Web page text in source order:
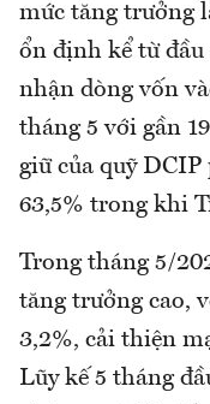
mức tăng trưởng
ổn định kể từ
nhận dòng vốn
tháng 5 với gần
giữ của quỹ
63,5% trong khi
Trong tháng 5/
tăng trưởng cao,
3,2%, cải thiện
Lũy kế 5 tháng